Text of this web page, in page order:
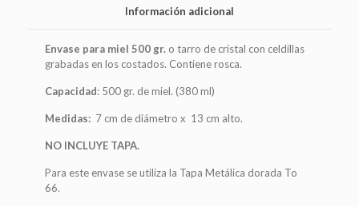
Información adicional
Envase para miel 500 gr. o tarro de cristal con celdillas
grabadas en los costados. Contiene rosca.
Capacidad: 500 gr. de miel. (380 ml)
Medidas: 7 cm de diámetro x 13 cm alto.
NO INCLUYE TAPA.
Para este envase se utiliza la Tapa Metálica dorada To
66.